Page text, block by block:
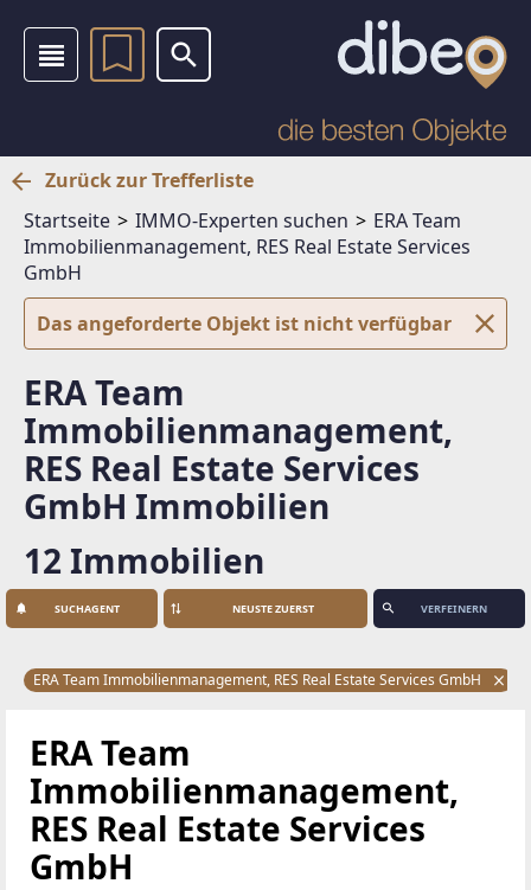
Zurück zur Trefferliste
Startseite
IMMO-Experten suchen
ERA Team
Immobilienmanagement, RES Real Estate Services
GmbH
Das angeforderte Objekt ist nicht verfügbar
ERA Team
Immobilienmanagement,
RES Real Estate Services
GmbH Immobilien
12 Immobilien
SUCHAGENT VERFEINERN
ERA Team Immobilienmanagement, RES Real Estate Services GmbH
ERA Team
Immobilienmanagement,
RES Real Estate Services
GmbH